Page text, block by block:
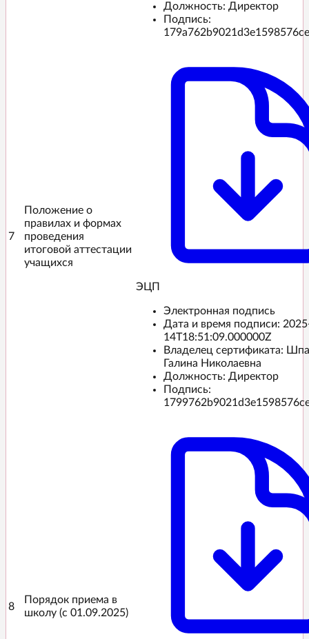
Должность: Директор
Подпись:
7
Положение о
правилах и формах
проведения
итоговой аттестации
учащихся
ЭЦП️
Электронная подпись
Дата и время подписи:
14T18:51:09.000000Z
Владелец сертификата:
Галина Николаевна
Должность: Директор
Подпись:
8
Порядок приема в
школу (с 01.09.2025)